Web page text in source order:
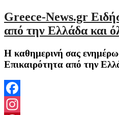
Greece-News.gr
από την Ελλάδα και
Η καθημερινή σας
Επικαιρότητα από την
Facebook